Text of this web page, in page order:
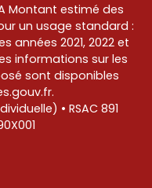
Montant estimé des
un usage standard :
années 2021, 2022 et
informations sur les
sont disponibles
• RSAC 891